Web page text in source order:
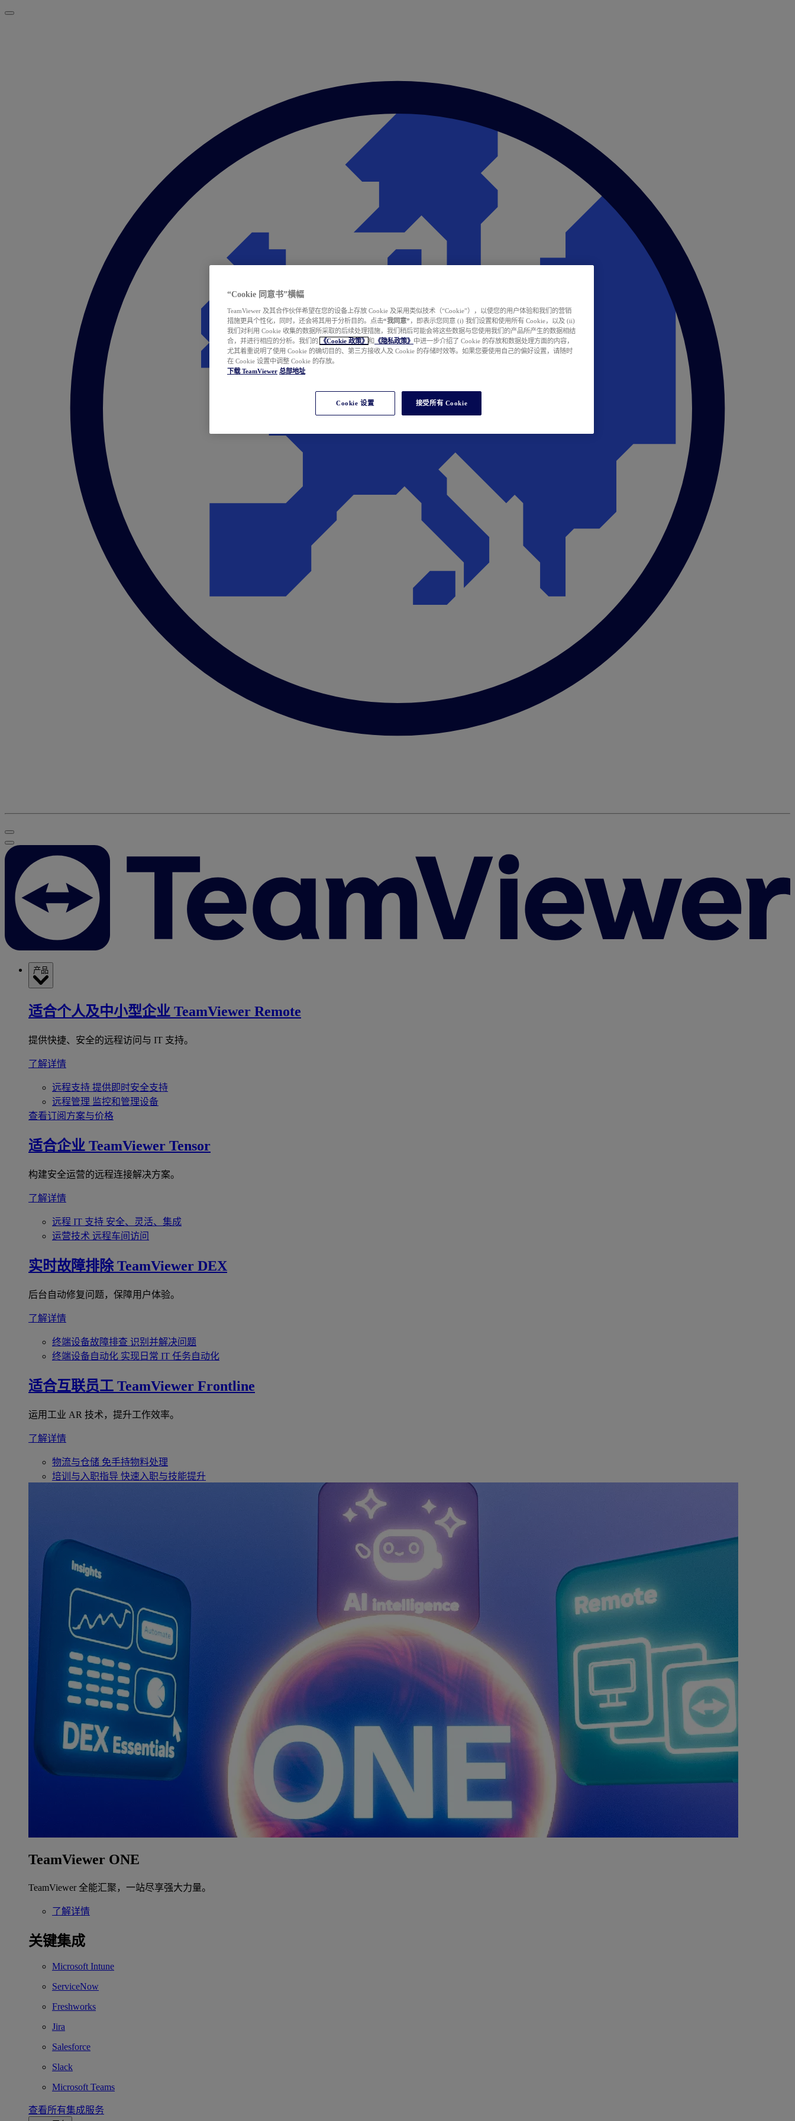
产品
适合个人及中小型企业 TeamViewer Remote
提供快捷、安全的远程访问与 IT 支持。
了解详情
远程支持 提供即时安全支持
远程管理 监控和管理设备
查看订阅方案与价格
适合企业 TeamViewer Tensor
构建安全运营的远程连接解决方案。
了解详情
远程 IT 支持 安全、灵活、集成
运营技术 远程车间访问
实时故障排除 TeamViewer DEX
后台自动修复问题，保障用户体验。
了解详情
终端设备故障排查 识别并解决问题
终端设备自动化 实现日常 IT 任务自动化
适合互联员工 TeamViewer Frontline
运用工业 AR 技术，提升工作效率。
了解详情
物流与仓储 免手持物料处理
培训与入职指导 快速入职与技能提升
TeamViewer ONE
TeamViewer 全能汇聚，一站尽享强大力量。
了解详情
关键集成
Microsoft Intune
ServiceNow
Freshworks
Jira
Salesforce
Slack
Microsoft Teams
查看所有集成服务
“Cookie 同意书”横幅
TeamViewer 及其合作伙伴希望在您的设备上存放 Cookie 及采用类似技术（“Cookie”），以使您的用户体验和我们的营销
措施更具个性化，同时，还会将其用于分析目的。点击“我同意” ，即表示您同意 (i) 我们设置和使用所有 Cookie，以及 (ii)
我们对利用 Cookie 收集的数据所采取的后续处理措施，我们稍后可能会将这些数据与您使用我们的产品所产生的数据相结
合，并进行相应的分析。我们的
《Cookie 政策》 和 《隐私政策》 中进一步介绍了 Cookie 的存放和数据处理方面的内容，
尤其着重说明了使用 Cookie 的确切目的、第三方接收人及 Cookie 的存储时效等。如果您要使用自己的偏好设置，请随时
在 Cookie 设置中调整 Cookie 的存放。
下载 TeamViewer 总部地址
Cookie 设置 接受所有 Cookie